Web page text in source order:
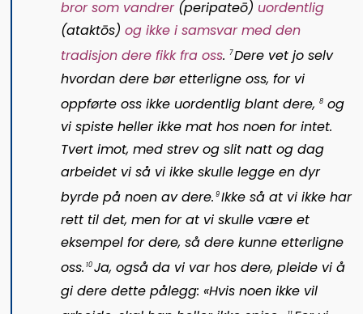
bror som vandrer (peripateō) uordentlig
(ataktōs)og ikke i samsvar med den
tradisjon dere fikk fra oss.7Dere vet jo selv
hvordan dere bør etterligne oss, for vi
oppførte oss ikke uordentlig blant dere,8 og
vi spiste heller ikke mat hos noen for intet.
Tvert imot, med strev og slit natt og dag
arbeidet vi så vi ikke skulle legge en dyr
byrde på noen av dere. 9 Ikke så at vi ikke har
rett til det, men for at vi skulle være et
eksempel for dere, så dere kunne etterligne
oss. 10 Ja, også da vi var hos dere, pleide vi å
gi dere dette pålegg: «Hvis noen ikke vil